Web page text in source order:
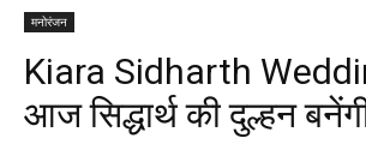
मनोरंजन
Kiara Sidharth
आज सिद्धार्थ की दुल्हन